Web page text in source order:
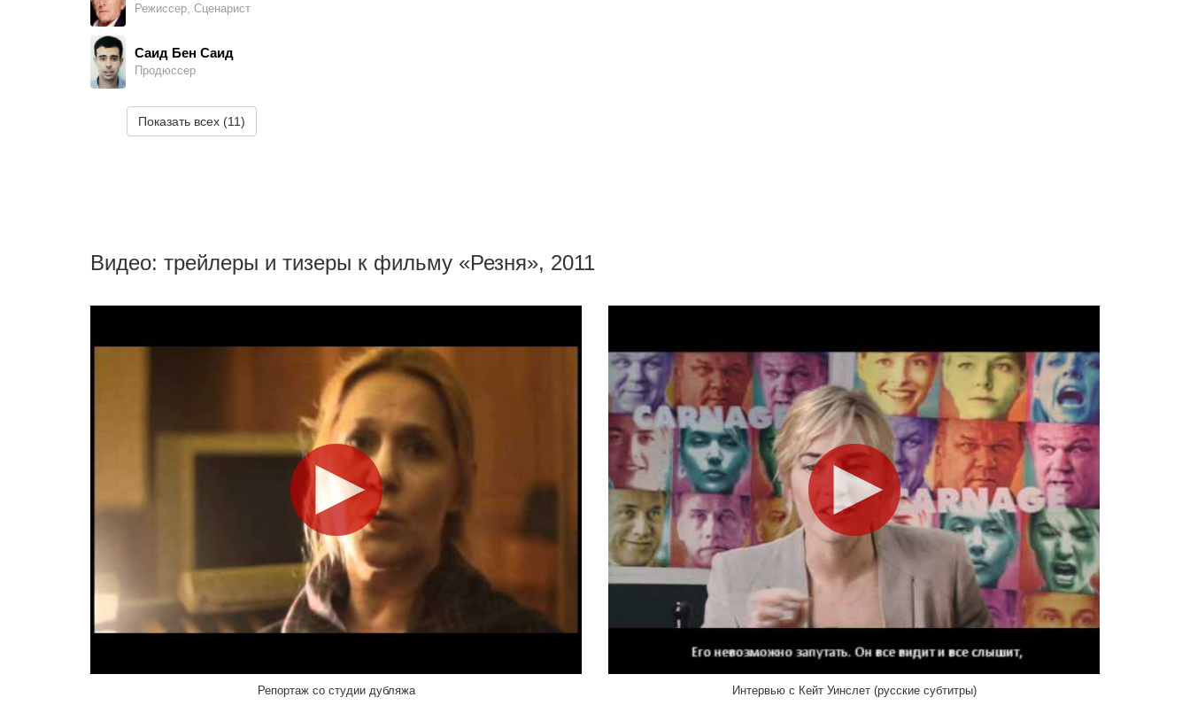
Режиссер, Сценарист
Саид Бен Саид
Продюссер
Оливер Бербен
Продюссер
Продюссер
Продюссер
Ясмина Реза
Сценарист
Павел Эдельман
Показать всех (11)
Видео: трейлеры и тизеры к фильму «Резня», 2011
Репортаж со студии дубляжа Интервью с Кейт Уинслет (русские субтитры)